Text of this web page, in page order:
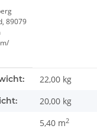
89079
22,00 kg
20,00 kg
5,40 m2